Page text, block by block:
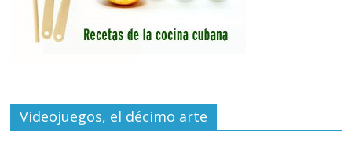
Videojuegos, el décimo arte